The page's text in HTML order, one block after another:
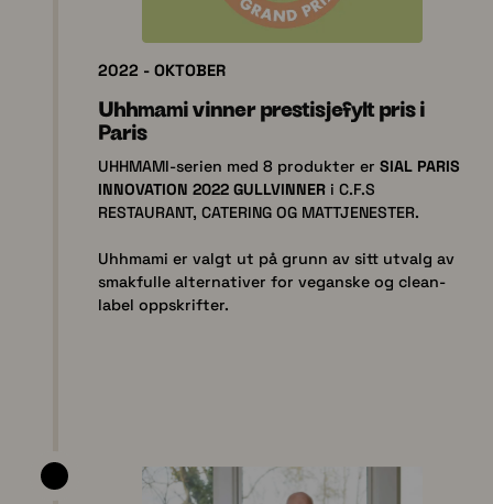
2022 - OKTOBER
Uhhmami vinner prestisjefylt pris i
Paris
UHHMAMI-serien med 8 produkter er SIAL PARIS
INNOVATION 2022 GULLVINNER i C.F.S
RESTAURANT, CATERING OG MATTJENESTER.
Uhhmami er valgt ut på grunn av sitt utvalg av
smakfulle alternativer for veganske og clean-
label oppskrifter.